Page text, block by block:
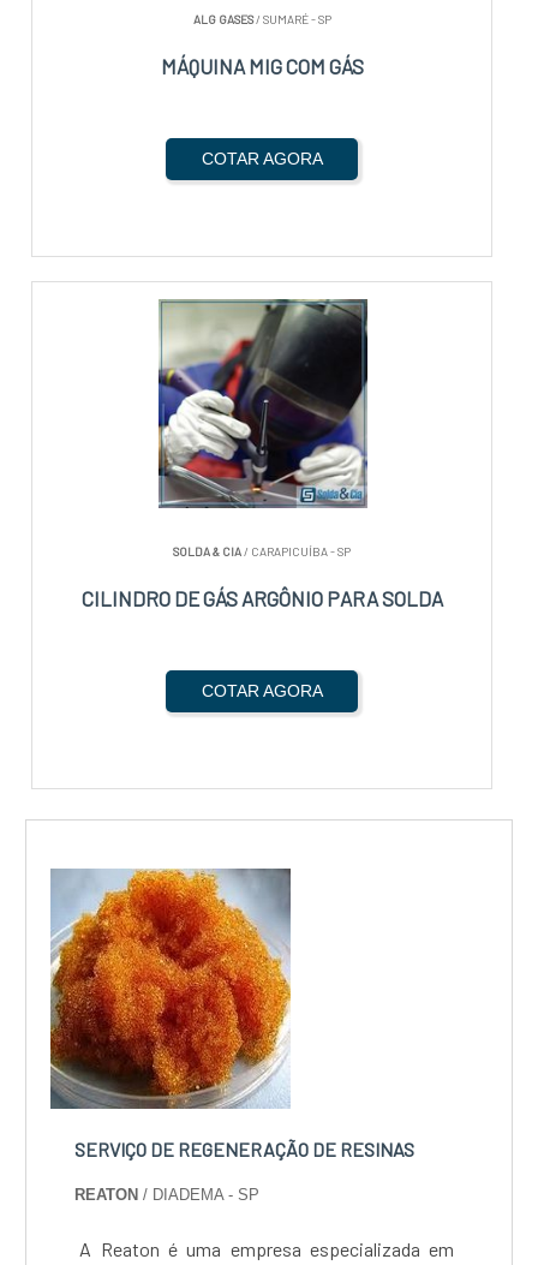
ALG GASES/ SUMARÉ - SP
MÁQUINA MIG COM GÁS
COTAR AGORA
SOLDA & CIA/ CARAPICUÍBA - SP
CILINDRO DE GÁS ARGÔNIO PARA SOLDA
COTAR AGORA
SERVIÇO DE REGENERAÇÃO DE RESINAS
REATON/ DIADEMA - SP
A Reaton é uma empresa especializada em